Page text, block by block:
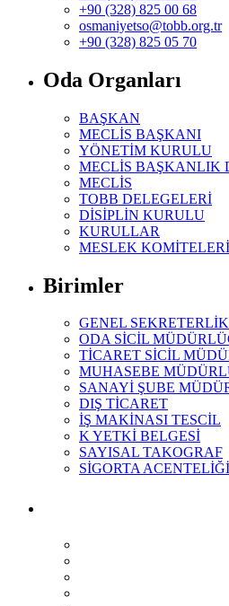
+90 (328) 825 00 68
osmaniyetso@tobb.org.tr
+90 (328) 825 05 70
Oda Organları
BAŞKAN
MECLİS BAŞKANI
YÖNETİM KURULU
MECLİS BAŞKANLIK
MECLİS
TOBB DELEGELERİ
DİSİPLİN KURULU
KURULLAR
MESLEK KOMİTELERİ
Birimler
GENEL SEKRETERLİK
ODA SİCİL
TİCARET SİCİL
MUHASEBE
SANAYİ ŞUBE
DIŞ TİCARET
İŞ MAKİNASI TESCİL
K YETKİ BELGESİ
SAYISAL TAKOGRAF
SİGORTA